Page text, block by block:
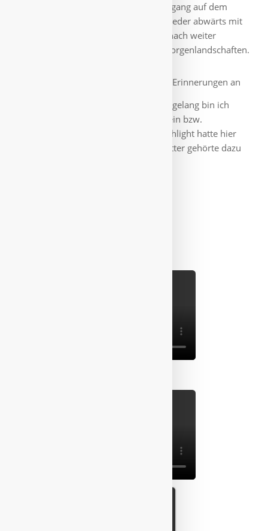
Aufstehen durften wir den Sonnenaufgang auf dem
Pilatus bewundern. Danach ging es wieder abwärts mit
der Kabinenbahn nach Kriens und danach weiter
heimwärts, durch herrlich verreifte Morgenlandschaften.
Das Rheintal weckte Erinnerungen an
meinen Weg nach Jerusalem in mir, tagelang bin ich
damals mit Zelt bis Dissentis dem Rhein bzw.
Vorderrhein gefolgt. Ein optisches Highlight hatte hier
sein Ende, bischen Glück mit dem Wetter gehörte dazu